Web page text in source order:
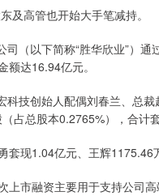
及高管也开始大手笔减持。
（以下简称“胜华欣业”）通
达16.94亿元。
技创始人配偶刘春兰、总
占总股本0.2765%），合计
现1.04亿元、王辉1175.46
市融资主要用于支持公司